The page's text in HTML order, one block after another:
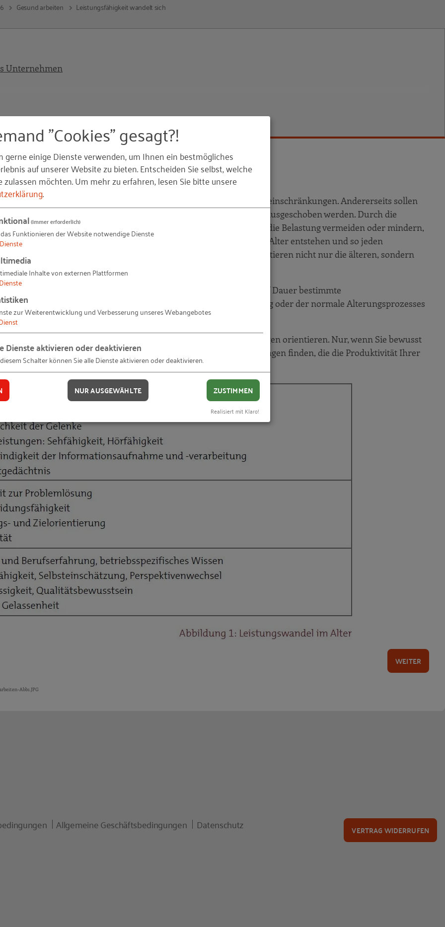
Gesund arbeiten Leistungsfähigkeit wandelt sich
Unternehmen
Einzelfall lernen
sich
Erkennen und Ausgleichen von bereits eingetretenen Leistungseinschränkungen. Andererseits sollen
der körperlichen und geistigen Fähigkeiten möglichst weit hinausgeschoben werden. Durch die
sowie durch organisatorische Maßnahmen können Sie die Belastung vermeiden oder mindern,
Und Sie können die Potenziale fördern, die mit fortschreitendem Alter entstehen und so jeden
einsetzen. Von solchen präventiven Maßnahmen profitieren nicht nur die älteren, sondern
körperlichen oder geistigen Einschränkungen zeitweise oder auf Dauer bestimmte
für einen Leistungswandel kann ein Unfall, eine Erkrankung oder der normale Alterungsprozesses
sollten sich an sogenannten alterskritischen Belastungen orientieren. Nur, wenn Sie bewusst
eines Arbeitslebens ein Leistungswandel eintritt, werden Sie Lösungen finden, die die Produktivität Ihrer
WEITER
Abb1.JPG
Allgemeine Geschäftsbedingungen Datenschutz VERTRAG WIDERRUFEN
"Cookies" gesagt?!
gerne einige Dienste verwenden, um Ihnen ein bestmögliches
auf unserer Website zu bieten. Entscheiden Sie selbst, welche
zulassen möchten.Um mehr zu erfahren, lesen Sie bitte unsere
.
(immer erforderlich)
Funktionieren der Website notwendige Dienste
Dienste
Inhalte von externen Plattformen
Dienste
zur Weiterentwicklung und Verbesserung unseres Webangebotes
Dienste aktivieren oder deaktivieren
Schalter können Sie alle Dienste aktivieren oder deaktivieren.
NUR AUSGEWÄHLTE ZUSTIMMEN
Realisiert mit Klaro!